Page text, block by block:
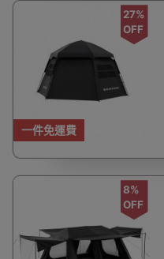
一件免運費
27%
OFF
8%
OFF